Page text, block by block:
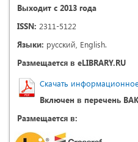
Выходит с 2013 года
ISSN: 2311-5122
Языки: русский, English.
Размещается в eLIBRARY.RU
Скачать
Включен в перечень
Размещается в: